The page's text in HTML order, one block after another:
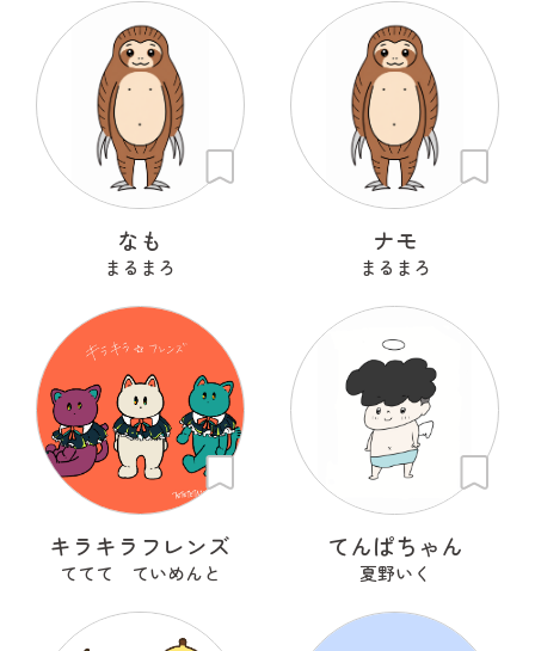
なも
まるまろ
ナモ
まるまろ
キラキラフレンズ
ててて ていめんと
てんぱちゃん
夏野いく